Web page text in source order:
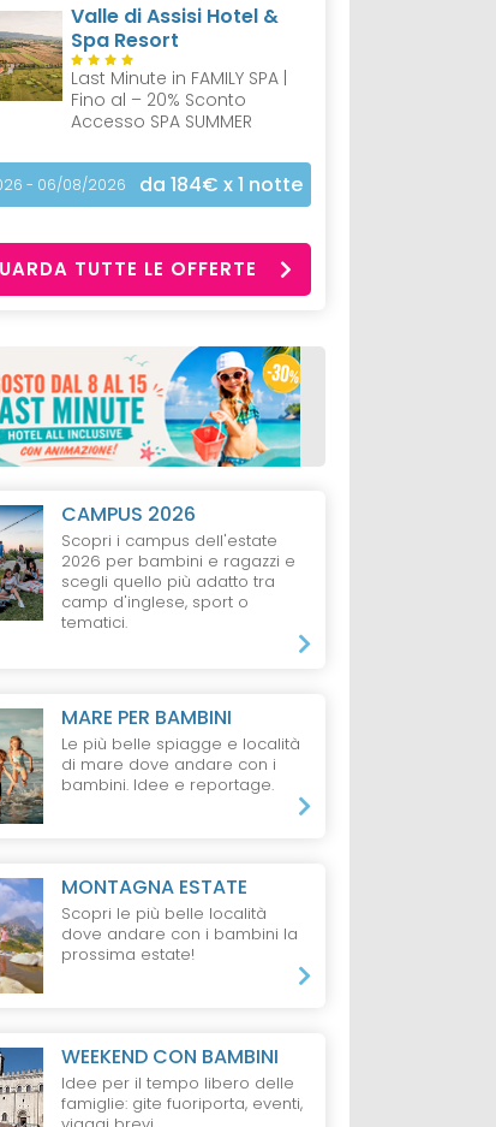
HOTEL VALLE ISARCO
Das Mühlwald
Quality Time Family
da 183 €
1 Notte, 1 Adulto,
Pensione Completa
Valle di Assisi Hotel &
Spa Resort
Last Minute in FAMILY SPA |
Fino al – 20% Sconto
Accesso SPA SUMMER
- 06/08/2026 da 184€ x 1 notte
TUTTE LE OFFERTE
CAMPUS 2026
Scopri i campus dell'estate
2026 per bambini e ragazzi e
scegli quello più adatto tra
camp d'inglese, sport o
tematici.
MARE PER BAMBINI
Le più belle spiagge e località
di mare dove andare con i
bambini. Idee e reportage.
MONTAGNA ESTATE
Scopri le più belle località
dove andare con i bambini la
prossima estate!
WEEKEND CON BAMBINI
Idee per il tempo libero delle
famiglie: gite fuoriporta, eventi,